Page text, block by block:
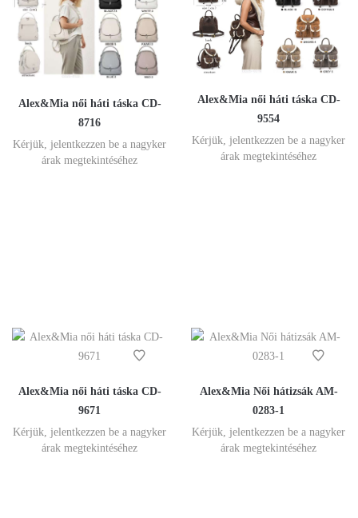
Alex&Mia női háti táska CD-
8716
Kérjük, jelentkezzen be a nagyker
árak megtekintéséhez
Alex&Mia női háti táska CD-
9554
Kérjük, jelentkezzen be a nagyker
árak megtekintéséhez
Alex&Mia női háti táska CD-
9671
Kérjük, jelentkezzen be a nagyker
árak megtekintéséhez
Alex&Mia Női hátizsák AM-
0283-1
Kérjük, jelentkezzen be a nagyker
árak megtekintéséhez